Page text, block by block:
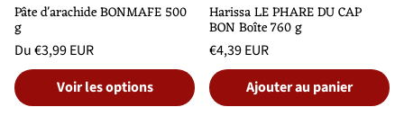
Pâte d'arachide BONMAFE 500
g
Prix
habituel
Du €3,99 EUR
Prix
unitaire
/
par Voir les options
Harissa LE PHARE DU CAP
BON Boîte 760 g
Prix
habituel
€4,39 EUR
Prix
unitaire
/
par Ajouter au panier